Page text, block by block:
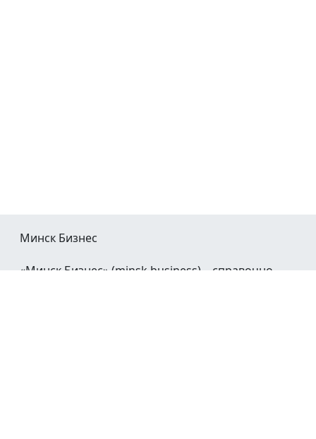
Минск Бизнес
«Минск Бизнес» (minsk.business) – справочно-